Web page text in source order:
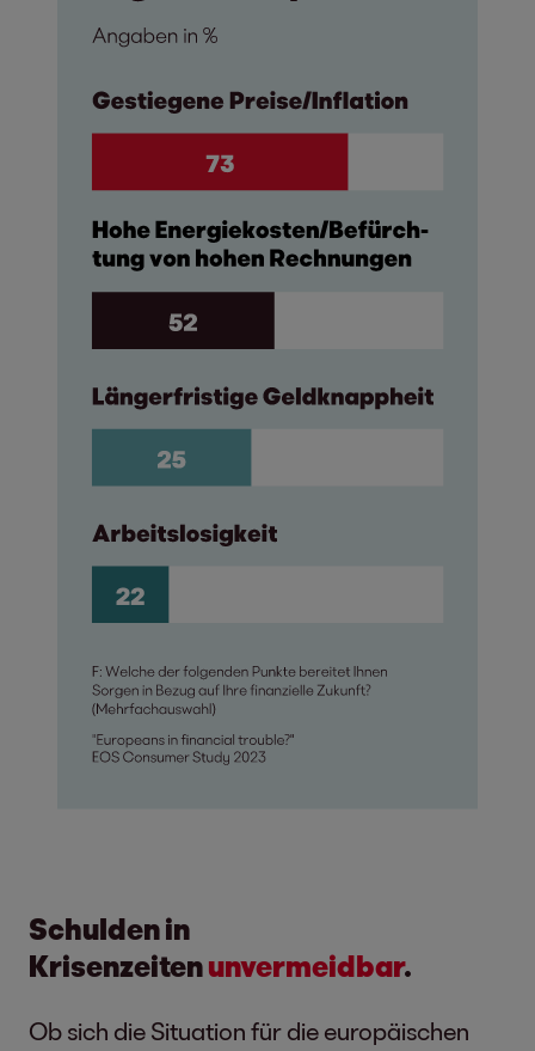
Schulden in
Krisenzeitenunvermeidbar.
Ob sich die Situation für die europäischen